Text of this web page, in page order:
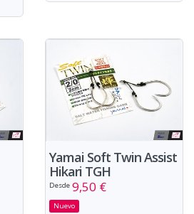
Yamai Soft Twin Assist
Hikari TGH
Desde 9,50 €
Nuevo